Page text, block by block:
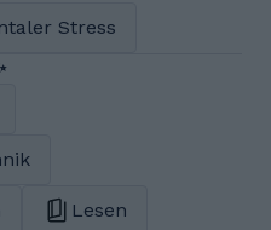
Stress
Lesen